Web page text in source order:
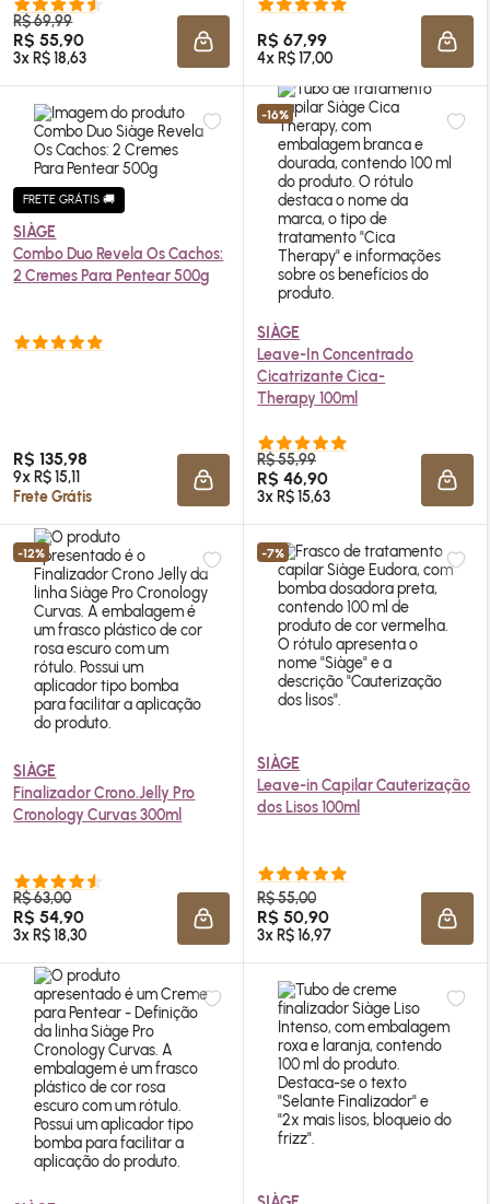
R$ 69,99
R$ 55,90
3x R$ 18,63 ADICIONAR À SACOLA
R$ 67,99
4x R$ 17,00
FRETE GRÁTIS 🚚
SIÀGE
Combo Duo Revela Os Cachos:
2 Cremes Para Pentear 500g
R$ 135,98
9x R$ 15,11
Frete Grátis
ADICIONAR À SACOLA
-16%
SIÀGE
Leave-In Concentrado
Cicatrizante Cica-
Therapy 100ml
R$ 55,99
R$ 46,90
3x R$ 15,63
-12%
SIÀGE
Finalizador Crono.Jelly Pro
Cronology Curvas 300ml
R$ 63,00
R$ 54,90
3x R$ 18,30 ADICIONAR À SACOLA
-7%
SIÀGE
Leave-in Capilar Cauterização
dos Lisos 100ml
R$ 55,00
R$ 50,90
3x R$ 16,97